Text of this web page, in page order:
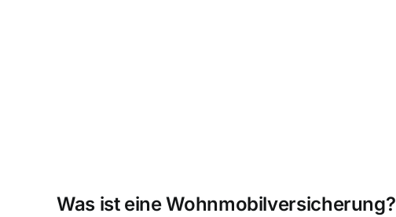
Was ist eine Wohnmobilversicherung?